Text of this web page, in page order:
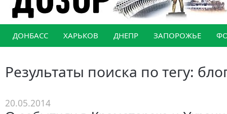
ДОНБАСС ХАРЬКОВ ДНЕПР ЗАПОРОЖЬЕ
Результаты поиска по тегу:
20.05.2014